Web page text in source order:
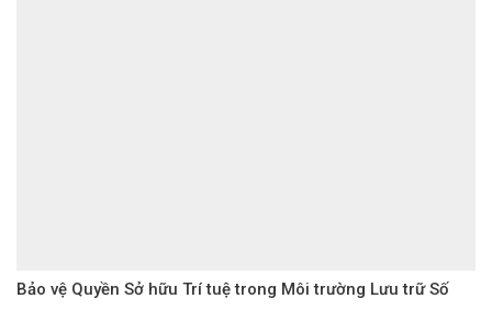
Bảo vệ Quyền Sở hữu Trí tuệ trong Môi trường Lưu trữ Số